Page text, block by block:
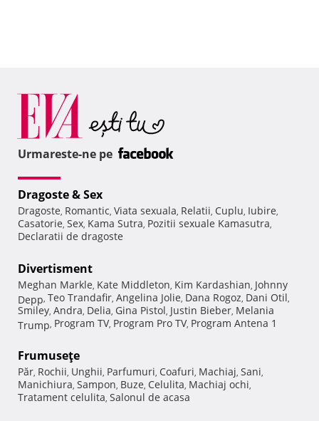
Urmareste-ne pe
Dragoste & Sex
Dragoste, Romantic, Viata sexuala, Relatii, Cuplu, Iubire,
Casatorie, Sex, Kama Sutra, Pozitii sexuale Kamasutra,
Declaratii de dragoste
Divertisment
Meghan Markle, Kate Middleton, Kim Kardashian, Johnny
Depp, Teo Trandafir, Angelina Jolie, Dana Rogoz, Dani Otil,
Smiley, Andra, Delia, Gina Pistol, Justin Bieber, Melania
Trump, Program TV, Program Pro TV, Program Antena 1
Frumuseţe
Păr, Rochii, Unghii, Parfumuri, Coafuri, Machiaj, Sani,
Manichiura, Sampon, Buze, Celulita, Machiaj ochi,
Tratament celulita, Salonul de acasa